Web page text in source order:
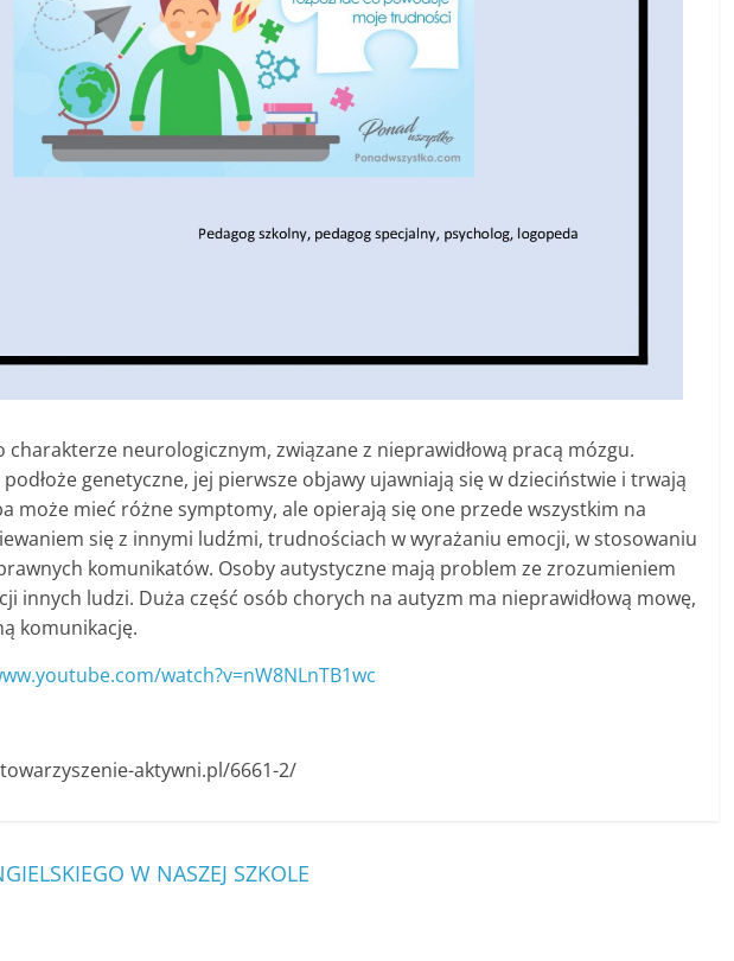
charakterze neurologicznym, związane z nieprawidłową pracą mózgu.
genetyczne, jej pierwsze objawy ujawniają się w dzieciństwie i trwają
może mieć różne symptomy, ale opierają się one przede wszystkim na
się z innymi ludźmi, trudnościach w wyrażaniu emocji, w stosowaniu
komunikatów. Osoby autystyczne mają problem ze zrozumieniem
innych ludzi. Duża część osób chorych na autyzm ma nieprawidłową mowę,
komunikację.
watch?v=nW8NLnTB1wc
aktywni.pl/6661-2/
W NASZEJ SZKOLE